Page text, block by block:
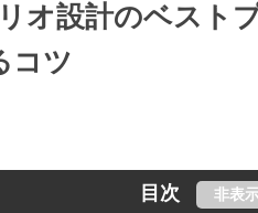
オ設計のベスト
コツ
目次 非表